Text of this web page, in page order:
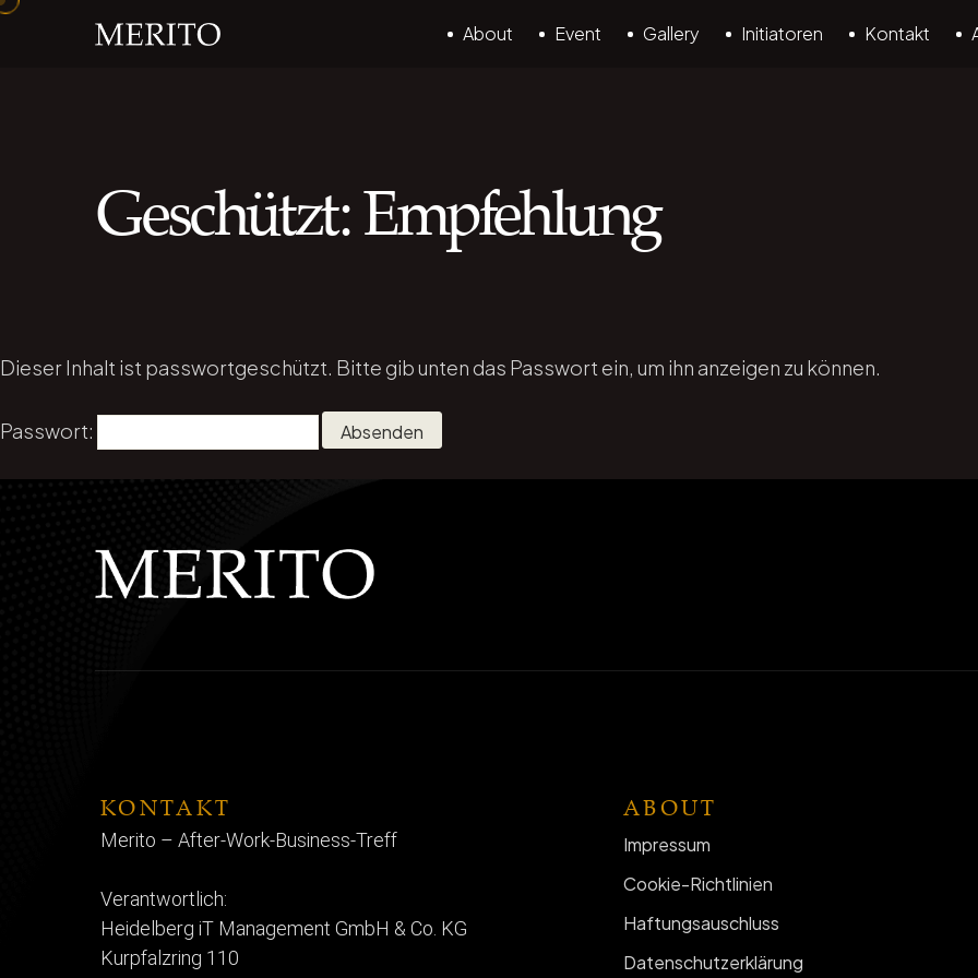
About Event Gallery Initiatoren Kontakt
Geschützt: Empfehlung
Dieser Inhalt ist passwortgeschützt. Bitte gib unten das Passwort ein, um ihn anzeigen zu können.
Passwort:
KONTAKT
Merito – After-Work-Business-Treff
Verantwortlich:
Heidelberg iT Management GmbH & Co. KG
Kurpfalzring 110
ABOUT
Impressum
Cookie-Richtlinien
Haftungsauschluss
Datenschutzerklärung